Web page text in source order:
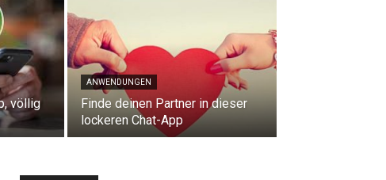
völlig
ANWENDUNGEN
Finde deinen Partner in dieser
lockeren Chat-App